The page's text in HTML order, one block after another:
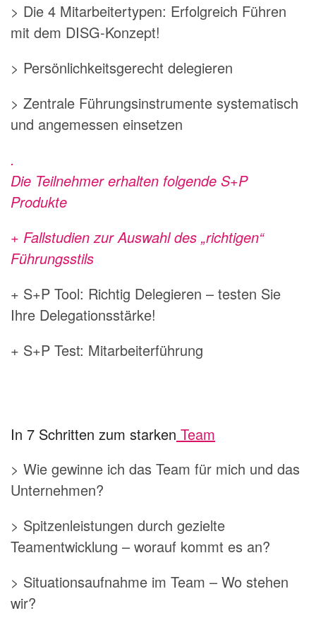
> Die 4 Mitarbeitertypen: Erfolgreich Führen
mit dem DISG-Konzept!
> Persönlichkeitsgerecht delegieren
> Zentrale Führungsinstrumente systematisch
und angemessen einsetzen
.
Die Teilnehmer erhalten folgende S+P
Produkte
+ Fallstudien zur Auswahl des „richtigen“
Führungsstils
+ S+P Tool: Richtig Delegieren – testen Sie
Ihre Delegationsstärke!
+ S+P Test: Mitarbeiterführung
In 7 Schritten zum starken Team
> Wie gewinne ich das Team für mich und das
Unternehmen?
> Spitzenleistungen durch gezielte
Teamentwicklung – worauf kommt es an?
> Situationsaufnahme im Team – Wo stehen
wir?